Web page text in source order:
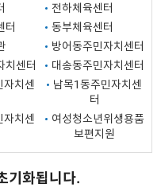
전하체육센터
터
동부체육센터
방어동주민자치센터
치센터
대송동주민자치센터
자치센
남목1동주민자치센
터
자치센
여성청소년위생용품
보편지원
기화됩니다.